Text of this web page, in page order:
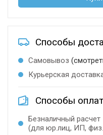
Способы
Самовывоз
Курьерская
Способы
Безналичный расчет
(для юр.лиц, ИП,